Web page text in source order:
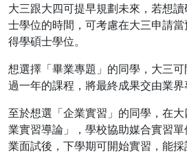
大三跟大四可提早規劃未來，若想
士學位的時間，可考慮在大三申請
得學碩士學位。
想選擇「畢業專題」的同學，大三
過一年的課程，將最終成果交由業界
至於想選「企業實習」的同學，在
業實習導論」，學校協助媒合實習
業面試後，下學期可開始實習，能採